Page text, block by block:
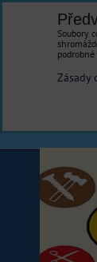
Soubory
Zásady